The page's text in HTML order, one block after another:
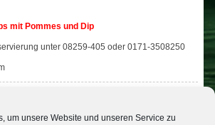
um unsere Website und unseren Service zu
mit Pommes und Dip
unter 08259-405 oder 0171-3508250